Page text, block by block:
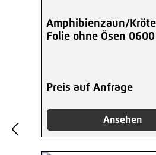
Amphibienzaun/
Folie ohne Ösen
Preis auf Anfrage
Ansehen